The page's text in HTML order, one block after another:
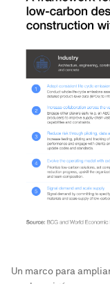
Un marco para